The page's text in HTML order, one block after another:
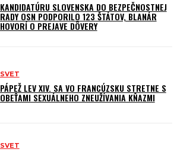
KANDIDATÚRU SLOVENSKA DO BEZPEČNOSTNEJ
RADY OSN PODPORILO 123 ŠTÁTOV, BLANÁR
HOVORÍ O PREJAVE DÔVERY
SVET
PÁPEŽ LEV XIV. SA VO FRANCÚZSKU STRETNE S
OBEŤAMI SEXUÁLNEHO ZNEUŽÍVANIA KŇAZMI
SVET